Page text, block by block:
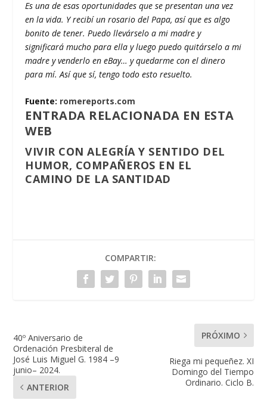
Es una de esas oportunidades que se presentan una vez
en la vida. Y recibí un rosario del Papa, así que es algo
bonito de tener. Puedo llevárselo a mi madre y
significará mucho para ella y luego puedo quitárselo a mi
madre y venderlo en eBay… y quedarme con el dinero
para mí. Así que sí, tengo todo esto resuelto.
Fuente: romereports.com
ENTRADA RELACIONADA EN ESTA
WEB
VIVIR CON ALEGRÍA Y SENTIDO DEL
HUMOR, COMPAÑEROS EN EL
CAMINO DE LA SANTIDAD
COMPARTIR:
40º Aniversario de
Ordenación Presbiteral de
José Luis Miguel G. 1984 –9
junio– 2024.
ANTERIOR
PRÓXIMO
Riega mi pequeñez. XI
Domingo del Tiempo
Ordinario. Ciclo B.